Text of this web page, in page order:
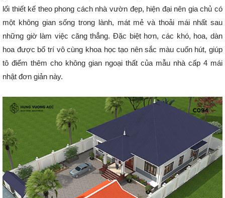
lối thiết kế theo phong cách nhà vườn đẹp, hiện đại nên gia chủ có
một không gian sống trong lành, mát mẻ và thoải mái nhất sau
những giờ làm việc căng thẳng. Đặc biệt hơn, các khó, hoa, dàn
hoa được bố trí vô cùng khoa học tạo nên sắc màu cuốn hút, giúp
tô điểm thêm cho không gian ngoại thất của mẫu nhà cấp 4 mái
nhật đơn giản này.